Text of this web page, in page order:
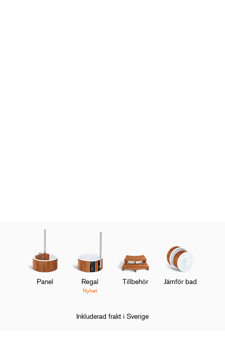
Panel Regal
Nyhet
Tillbehör Jämför bad
Inkluderad frakt i Sverige